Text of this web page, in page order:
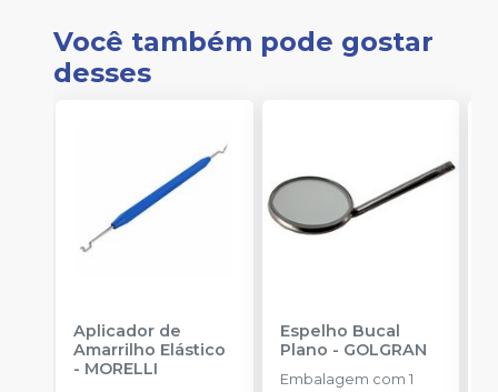
Você também pode gostar
desses
Aplicador de
Amarrilho Elástico
- MORELLI
Espelho Bucal
Plano - GOLGRAN
Embalagem com 1